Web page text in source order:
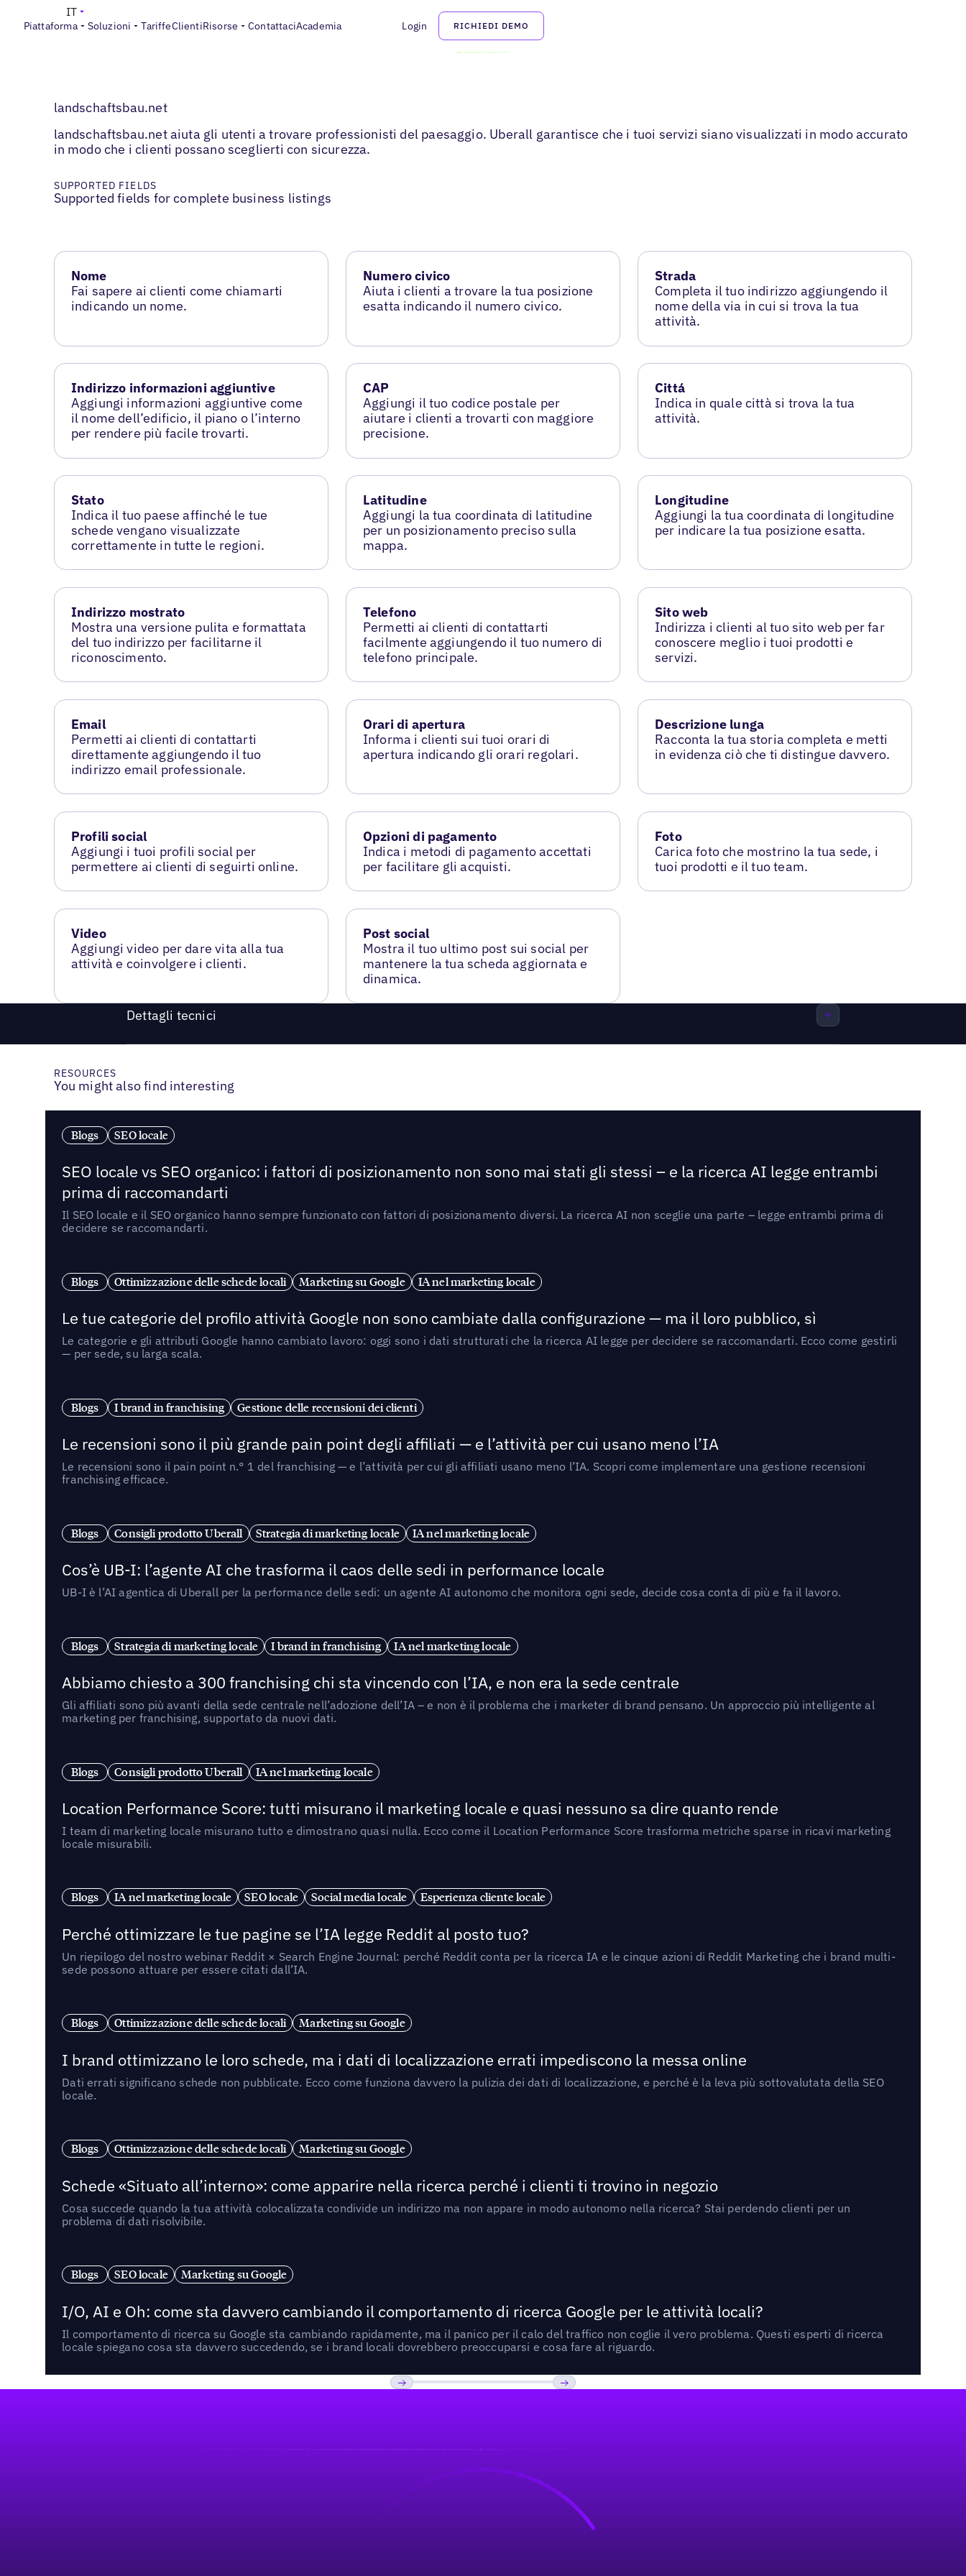
Piattaforma Soluzioni TariffeClientiRisorse ContattaciAcademia Login RICHIEDI DEMO
IT
landschaftsbau.net
landschaftsbau.net aiuta gli utenti a trovare professionisti del paesaggio. Uberall garantisce che i tuoi servizi siano visualizzati in modo accurato
in modo che i clienti possano sceglierti con sicurezza.
SUPPORTED FIELDS
Supported fields for complete business listings
Nome
Fai sapere ai clienti come chiamarti
indicando un nome.
Numero civico
Aiuta i clienti a trovare la tua posizione
esatta indicando il numero civico.
Strada
Completa il tuo indirizzo aggiungendo il
nome della via in cui si trova la tua
attività.
Indirizzo informazioni aggiuntive
Aggiungi informazioni aggiuntive come
il nome dell’edificio, il piano o l’interno
per rendere più facile trovarti.
CAP
Aggiungi il tuo codice postale per
aiutare i clienti a trovarti con maggiore
precisione.
Cittá
Indica in quale città si trova la tua
attività.
Stato
Indica il tuo paese affinché le tue
schede vengano visualizzate
correttamente in tutte le regioni.
Latitudine
Aggiungi la tua coordinata di latitudine
per un posizionamento preciso sulla
mappa.
Longitudine
Aggiungi la tua coordinata di longitudine
per indicare la tua posizione esatta.
Indirizzo mostrato
Mostra una versione pulita e formattata
del tuo indirizzo per facilitarne il
riconoscimento.
Telefono
Permetti ai clienti di contattarti
facilmente aggiungendo il tuo numero di
telefono principale.
Sito web
Indirizza i clienti al tuo sito web per far
conoscere meglio i tuoi prodotti e
servizi.
Email
Permetti ai clienti di contattarti
direttamente aggiungendo il tuo
indirizzo email professionale.
Orari di apertura
Informa i clienti sui tuoi orari di
apertura indicando gli orari regolari.
Descrizione lunga
Racconta la tua storia completa e metti
in evidenza ciò che ti distingue davvero.
Profili social
Aggiungi i tuoi profili social per
permettere ai clienti di seguirti online.
Opzioni di pagamento
Indica i metodi di pagamento accettati
per facilitare gli acquisti.
Foto
Carica foto che mostrino la tua sede, i
tuoi prodotti e il tuo team.
Video
Aggiungi video per dare vita alla tua
attività e coinvolgere i clienti.
Post social
Mostra il tuo ultimo post sui social per
mantenere la tua scheda aggiornata e
dinamica.
Dettagli tecnici
RESOURCES
You might also find interesting
Blogs SEO locale
SEO locale vs SEO organico: i fattori di posizionamento non sono mai stati gli stessi – e la ricerca AI legge entrambi
prima di raccomandarti
Il SEO locale e il SEO organico hanno sempre funzionato con fattori di posizionamento diversi. La ricerca AI non sceglie una parte – legge entrambi prima di
decidere se raccomandarti.
Blogs Ottimizzazione delle schede locali Marketing su Google IA nel marketing locale
Le tue categorie del profilo attività Google non sono cambiate dalla configurazione — ma il loro pubblico, sì
Le categorie e gli attributi Google hanno cambiato lavoro: oggi sono i dati strutturati che la ricerca AI legge per decidere se raccomandarti. Ecco come gestirli
— per sede, su larga scala.
Blogs I brand in franchising Gestione delle recensioni dei clienti
Le recensioni sono il più grande pain point degli affiliati — e l’attività per cui usano meno l’IA
Le recensioni sono il pain point n.° 1 del franchising — e l’attività per cui gli affiliati usano meno l’IA. Scopri come implementare una gestione recensioni
franchising efficace.
Blogs Consigli prodotto Uberall Strategia di marketing locale IA nel marketing locale
Cos’è UB-I: l’agente AI che trasforma il caos delle sedi in performance locale
UB-I è l’AI agentica di Uberall per la performance delle sedi: un agente AI autonomo che monitora ogni sede, decide cosa conta di più e fa il lavoro.
Blogs Strategia di marketing locale I brand in franchising IA nel marketing locale
Abbiamo chiesto a 300 franchising chi sta vincendo con l’IA, e non era la sede centrale
Gli affiliati sono più avanti della sede centrale nell’adozione dell’IA – e non è il problema che i marketer di brand pensano. Un approccio più intelligente al
marketing per franchising, supportato da nuovi dati.
Blogs Consigli prodotto Uberall IA nel marketing locale
Location Performance Score: tutti misurano il marketing locale e quasi nessuno sa dire quanto rende
I team di marketing locale misurano tutto e dimostrano quasi nulla. Ecco come il Location Performance Score trasforma metriche sparse in ricavi marketing
locale misurabili.
Blogs IA nel marketing locale SEO locale Social media locale Esperienza cliente locale
Perché ottimizzare le tue pagine se l’IA legge Reddit al posto tuo?
Un riepilogo del nostro webinar Reddit × Search Engine Journal: perché Reddit conta per la ricerca IA e le cinque azioni di Reddit Marketing che i brand multi-
sede possono attuare per essere citati dall’IA.
Blogs Ottimizzazione delle schede locali Marketing su Google
I brand ottimizzano le loro schede, ma i dati di localizzazione errati impediscono la messa online
Dati errati significano schede non pubblicate. Ecco come funziona davvero la pulizia dei dati di localizzazione, e perché è la leva più sottovalutata della SEO
locale.
Blogs Ottimizzazione delle schede locali Marketing su Google
Schede «Situato all’interno»: come apparire nella ricerca perché i clienti ti trovino in negozio
Cosa succede quando la tua attività colocalizzata condivide un indirizzo ma non appare in modo autonomo nella ricerca? Stai perdendo clienti per un
problema di dati risolvibile.
Blogs SEO locale Marketing su Google
I/O, AI e Oh: come sta davvero cambiando il comportamento di ricerca Google per le attività locali?
Il comportamento di ricerca su Google sta cambiando rapidamente, ma il panico per il calo del traffico non coglie il vero problema. Questi esperti di ricerca
locale spiegano cosa sta davvero succedendo, se i brand locali dovrebbero preoccuparsi e cosa fare al riguardo.